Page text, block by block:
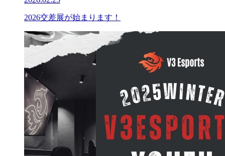
2026交差展が始まります！